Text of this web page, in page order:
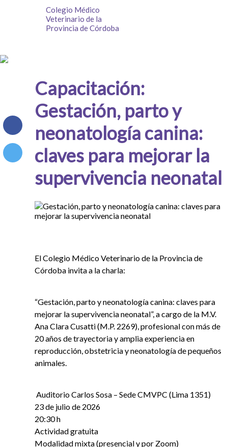
Colegio Médico
Veterinario de la
Provincia de Córdoba
Capacitación:
Gestación, parto y
neonatología canina:
claves para mejorar la
supervivencia neonatal
El Colegio Médico Veterinario de la Provincia de
Córdoba invita a la charla:
“Gestación, parto y neonatología canina: claves para
mejorar la supervivencia neonatal”, a cargo de la M.V.
Ana Clara Cusatti (M.P. 2269), profesional con más de
20 años de trayectoria y amplia experiencia en
reproducción, obstetricia y neonatología de pequeños
animales.
Auditorio Carlos Sosa – Sede CMVPC (Lima 1351)
23 de julio de 2026
20:30 h
Actividad gratuita
Modalidad mixta (presencial y por Zoom)